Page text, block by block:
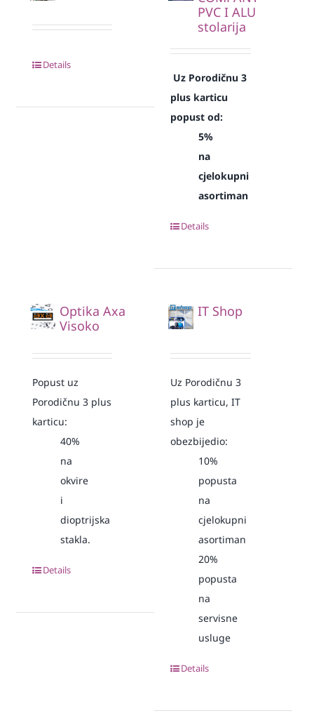
Details
PVC I ALU
stolarija
Uz Porodičnu 3
plus karticu
popust od:
5%
na
cjelokupni
asortiman
Details
Optika Axa
Visoko
Popust uz
Porodičnu 3 plus
karticu:
40%
na
okvire
i
dioptrijska
stakla.
Details
IT Shop
Uz Porodičnu 3
plus karticu, IT
shop je
obezbijedio:
10%
popusta
na
cjelokupni
asortiman
20%
popusta
na
servisne
usluge
Details